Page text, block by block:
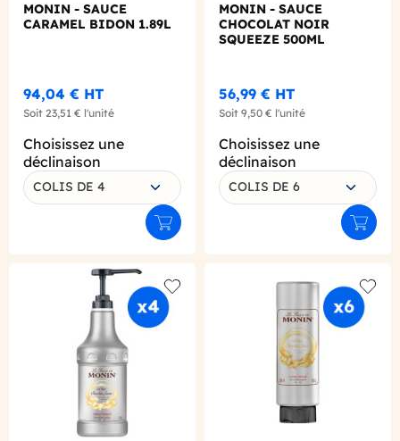
MONIN - SAUCE
CARAMEL BIDON 1.89L
94,04 € HT
Soit 23,51 € l'unité
Choisissez une
déclinaison
COLIS DE 4
Ajouter au panier
MONIN - SAUCE
CHOCOLAT NOIR
SQUEEZE 500ML
56,99 € HT
Soit 9,50 € l'unité
Choisissez une
déclinaison
COLIS DE 6
Add to wishlist Add